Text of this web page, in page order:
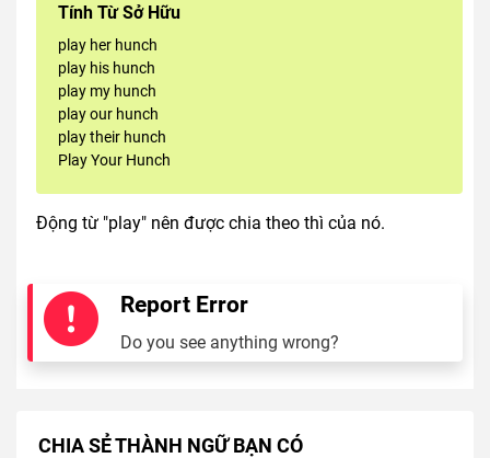
Tính Từ Sở Hữu
play her hunch
play his hunch
play my hunch
play our hunch
play their hunch
Play Your Hunch
Động từ "play" nên được chia theo thì của nó.
Report Error
Do you see anything wrong?
CHIA SẺ THÀNH NGỮ BẠN CÓ